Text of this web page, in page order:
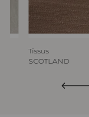
Tissus
SCOTLAND